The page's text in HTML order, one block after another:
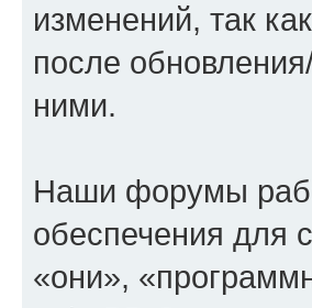
изменений, так
после
ними.
Наши форумы
обеспечения для
«они»,